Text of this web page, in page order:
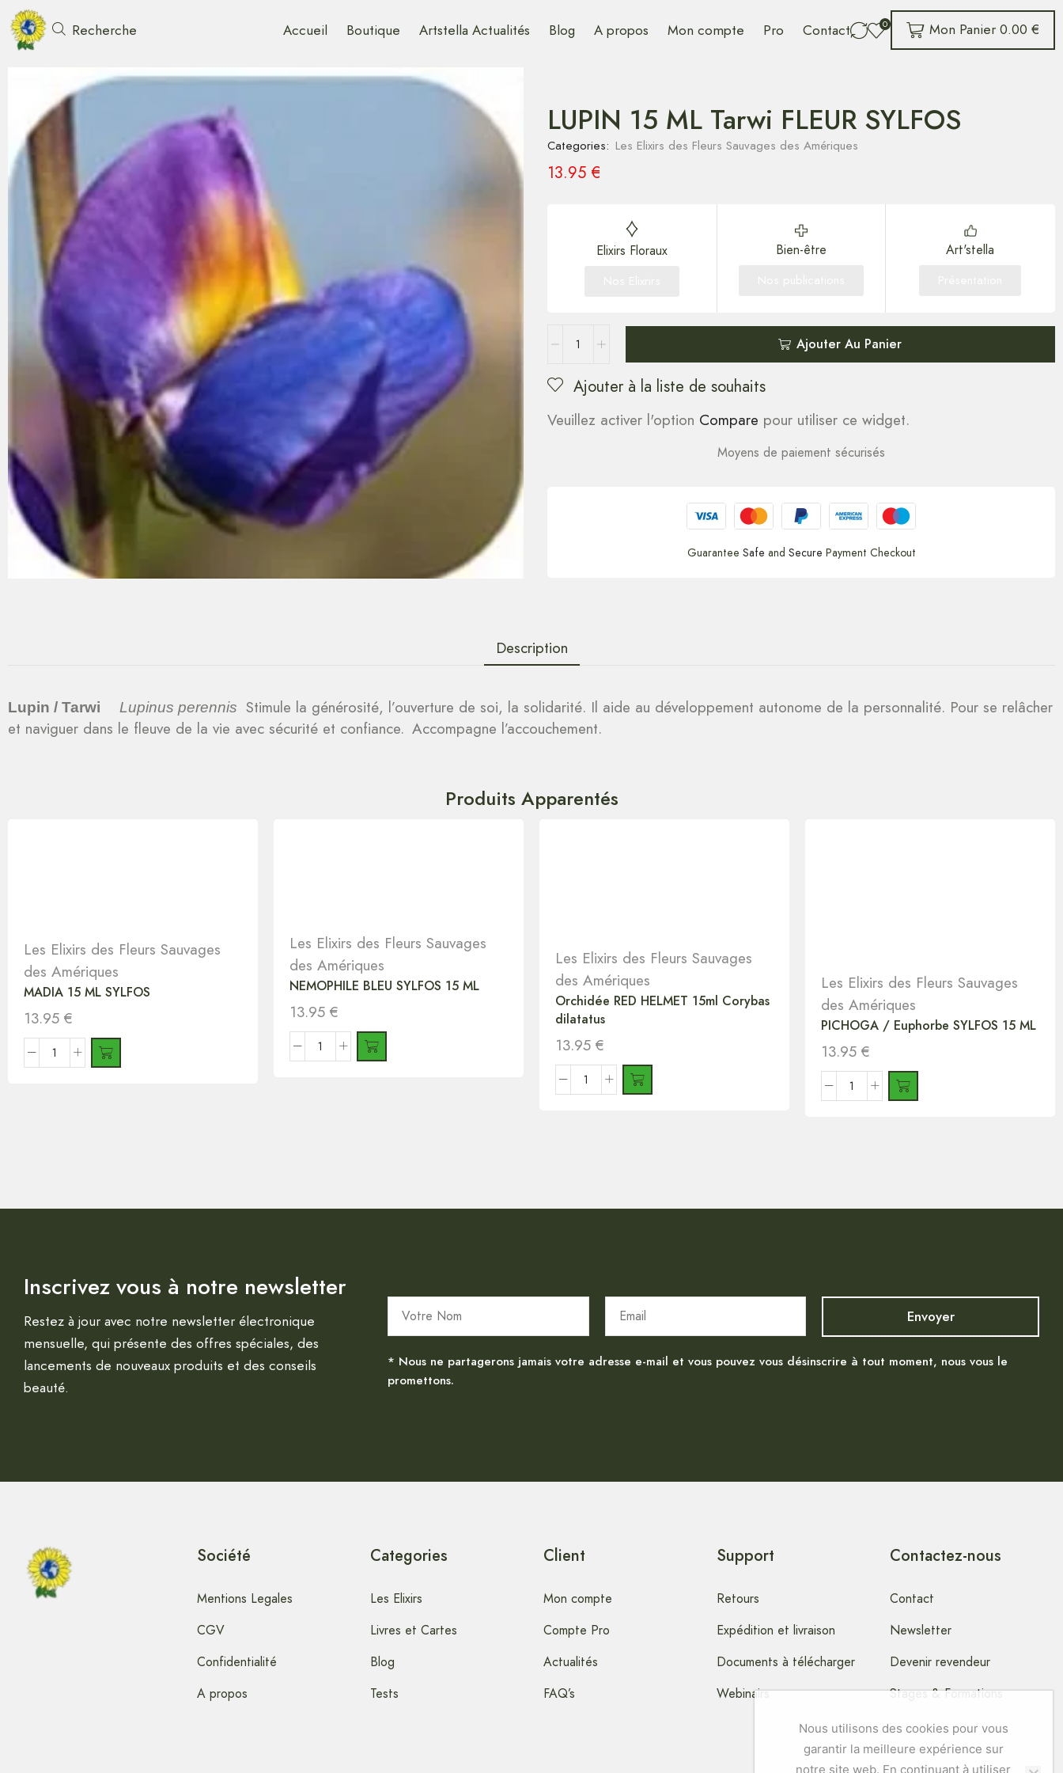
Recherche Accueil Boutique Artstella Actualités Blog A propos Mon compte Pro Contact 0 Mon Panier 0.00 €
LUPIN 15 ML Tarwi FLEUR SYLFOS
Categories: Les Elixirs des Fleurs Sauvages des Amériques
13.95 €
Elixirs Floraux Bien-être Art'stella
Ajouter Au Panier
Ajouter à la liste de souhaits
Veuillez activer l'option Compare pour utiliser ce widget.
Moyens de paiement sécurisés
Guarantee Safe and Secure Payment Checkout
Description
Lupin / Tarwi Lupinus perennis Stimule la générosité, l’ouverture de soi, la solidarité. Il aide au développement autonome de la personnalité. Pour se relâcher
et naviguer dans le fleuve de la vie avec sécurité et confiance. Accompagne l’accouchement.
Produits Apparentés
Les Elixirs des Fleurs Sauvages
des Amériques
MADIA 15 ML SYLFOS
13.95 €
Les Elixirs des Fleurs Sauvages
des Amériques
NEMOPHILE BLEU SYLFOS 15 ML
13.95 €
Les Elixirs des Fleurs Sauvages
des Amériques
Orchidée RED HELMET 15ml Corybas
dilatatus
13.95 €
Les Elixirs des Fleurs Sauvages
des Amériques
PICHOGA / Euphorbe SYLFOS 15 ML
13.95 €
Inscrivez vous à notre newsletter
Restez à jour avec notre newsletter électronique
mensuelle, qui présente des offres spéciales, des
lancements de nouveaux produits et des conseils
beauté.
* Nous ne partagerons jamais votre adresse e-mail et vous pouvez vous désinscrire à tout moment, nous vous le
promettons.
Société
Mentions Legales
CGV
Confidentialité
A propos
Categories
Les Elixirs
Livres et Cartes
Blog
Tests
Client
Mon compte
Compte Pro
Actualités
FAQ’s
Support
Retours
Expédition et livraison
Documents à télécharger
Webinairs
Contactez-nous
Contact
Newsletter
Devenir revendeur
Stages & Formations
Nous utilisons des cookies pour vous
garantir la meilleure expérience sur
notre site web. En continuant à utiliser